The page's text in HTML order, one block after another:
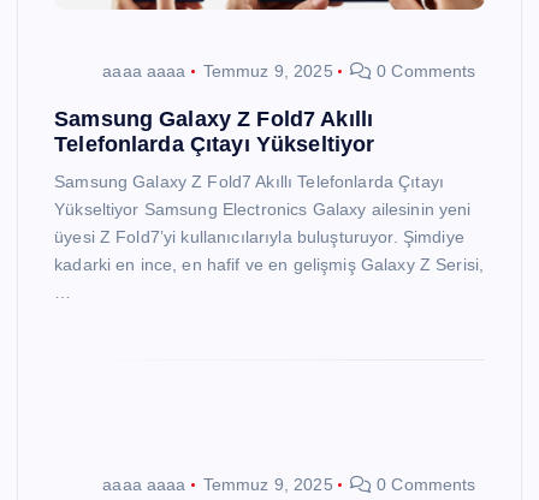
aaaa aaaa Temmuz 9, 2025 0 Comments
Samsung Galaxy Z Fold7 Akıllı
Telefonlarda Çıtayı Yükseltiyor
Samsung Galaxy Z Fold7 Akıllı Telefonlarda Çıtayı
Yükseltiyor Samsung Electronics Galaxy ailesinin yeni
üyesi Z Fold7’yi kullanıcılarıyla buluşturuyor. Şimdiye
kadarki en ince, en hafif ve en gelişmiş Galaxy Z Serisi,
aaaa aaaa Temmuz 9, 2025 0 Comments